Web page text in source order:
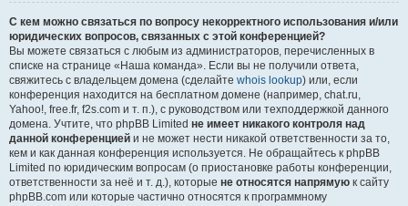
С кем можно связаться по вопросу некорректного использования и/или
юридических вопросов, связанных с этой конференцией?
Вы можете связаться с любым из администраторов, перечисленных в
списке на странице «Наша команда». Если вы не получили ответа,
свяжитесь с владельцем домена (сделайте whois lookup) или, если
конференция находится на бесплатном домене (например, chat.ru,
Yahoo!, free.fr, f2s.com и т. п.), с руководством или техподдержкой данного
домена. Учтите, что phpBB Limited не имеет никакого контроля над
данной конференцией и не может нести никакой ответственности за то,
кем и как данная конференция используется. Не обращайтесь к phpBB
Limited по юридическим вопросам (о приостановке работы конференции,
ответственности за неё и т. д.), которые не относятся напрямую к сайту
phpBB.com или которые частично относятся к программному